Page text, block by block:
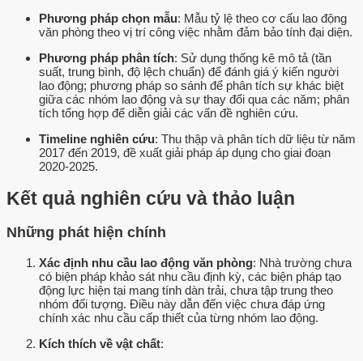
Phương pháp chọn mẫu: Mẫu tỷ lệ theo cơ cấu lao động
văn phòng theo vị trí công việc nhằm đảm bảo tính đại diện.
Phương pháp phân tích: Sử dụng thống kê mô tả (tần
suất, trung bình, độ lệch chuẩn) để đánh giá ý kiến người
lao động; phương pháp so sánh để phân tích sự khác biệt
giữa các nhóm lao động và sự thay đổi qua các năm; phân
tích tổng hợp để diễn giải các vấn đề nghiên cứu.
Timeline nghiên cứu: Thu thập và phân tích dữ liệu từ năm
2017 đến 2019, đề xuất giải pháp áp dụng cho giai đoạn
2020-2025.
Kết quả nghiên cứu và thảo luận
Những phát hiện chính
Xác định nhu cầu lao động văn phòng: Nhà trường chưa
có biện pháp khảo sát nhu cầu định kỳ, các biện pháp tạo
động lực hiện tại mang tính dàn trải, chưa tập trung theo
nhóm đối tượng. Điều này dẫn đến việc chưa đáp ứng
chính xác nhu cầu cấp thiết của từng nhóm lao động.
Kích thích về vật chất: